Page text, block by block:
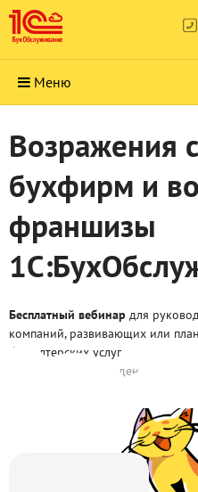
Меню
Возражения
бухфирм и
франшизы
Бесплатный вебинар для
компаний, развивающих или
бухгалтерских услуг
Вебинар был проведен